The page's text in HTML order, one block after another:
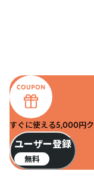
すぐに使える5,000円ク
ユーザー登録
無料